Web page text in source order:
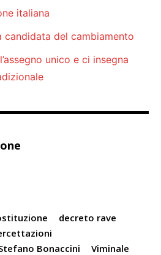
italiana
candidata del cambiamento
unico e ci insegna
decreto rave
Bonaccini Viminale